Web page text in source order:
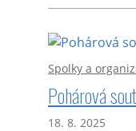
Spolky a
Pohárová
18. 8. 2025